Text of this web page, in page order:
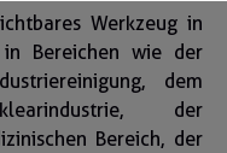
Werkzeug in
in Bereichen wie der
dem
der
Bereich, der